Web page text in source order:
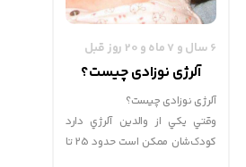
6 سال و 7 ماه و 20 روز قبل
آلرژی نوزادی چیست؟
آلرژی نوزادی چیست؟
وقتي يکي از والدين آلرژي دارد
کودک‌شان ممکن است حدود 25 تا